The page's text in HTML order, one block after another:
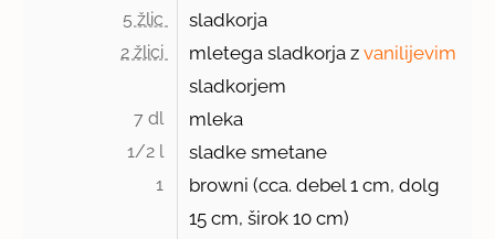
5 žlic sladkorja
2 žlici mletega sladkorja zvanilijevim
sladkorjem
7 dl mleka
1/2 l sladke smetane
1 browni (cca. debel1 cm, dolg
15 cm, širok 10 cm)